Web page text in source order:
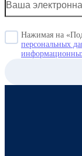
Нажимая на
персональных